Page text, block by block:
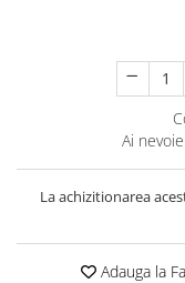
Ai
La achizitionarea
Adauga la